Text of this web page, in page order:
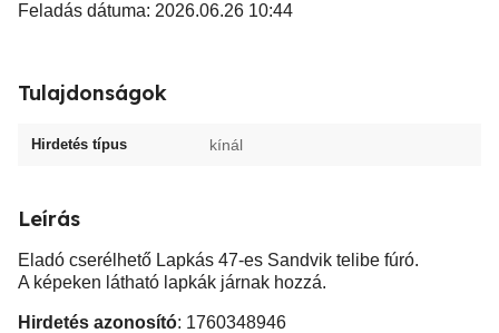
Feladás dátuma: 2026.06.26 10:44
Tulajdonságok
Hirdetés típus kínál
Leírás
Eladó cserélhető Lapkás 47-es Sandvik telibe fúró.
A képeken látható lapkák járnak hozzá.
Hirdetés azonosító: 1760348946